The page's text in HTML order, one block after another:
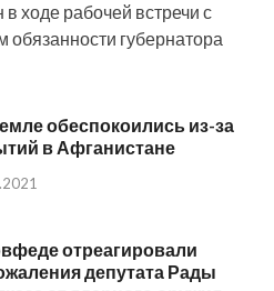
ходе рабочей встречи с
губернатора
обеспокоились из-за
в Афганистане
отреагировали
депутата Рады